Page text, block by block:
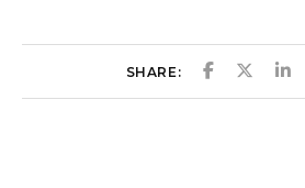
SHARE: